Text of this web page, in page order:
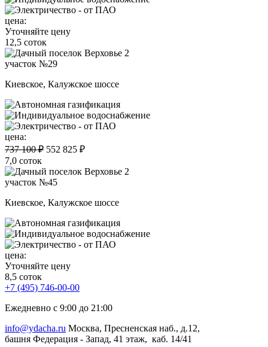
цена:
Уточняйте цену
12,5 соток
участок №29
Киевское, Калужское шоссе
цена:
737 100 ₽ 552 825 ₽
7,0 соток
участок №45
Киевское, Калужское шоссе
цена:
Уточняйте цену
8,5 соток
+7 (495) 746-00-00
Ежедневно с 9:00 до 21:00
info@ydacha.ru Москва, Пресненская наб., д.12,
башня Федерация - Запад, 41 этаж, каб. 14/41